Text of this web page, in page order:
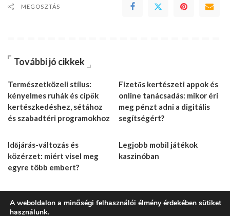
MEGOSZTÁS
További jó cikkek
Természetközeli stílus:
kényelmes ruhák és cipők
kertészkedéshez, sétához
és szabadtéri programokhoz
Fizetős kertészeti appok és
online tanácsadás: mikor éri
meg pénzt adni a digitális
segítségért?
Időjárás-változás és
közérzet: miért visel meg
egyre több embert?
Legjobb mobil játékok
kaszinóban
Impresszum
A weboldalon a minőségi felhasználói élmény érdekében sütiket
használunk.